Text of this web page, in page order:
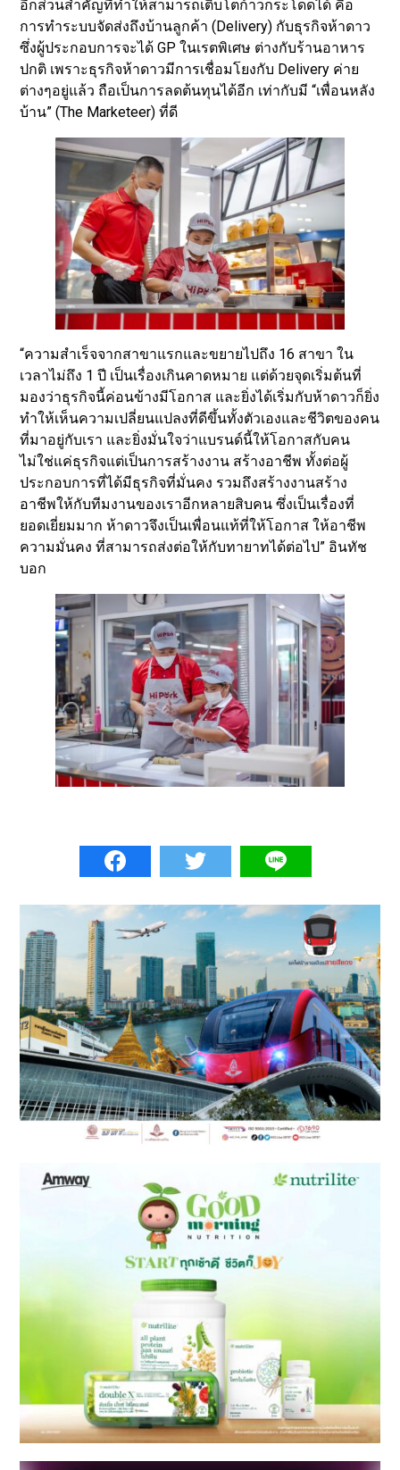
อีกส่วนสำคัญที่ทำให้สามารถเติบโตก้าวกระโดดได้ คือ
การทำระบบจัดส่งถึงบ้านลูกค้า (Delivery) กับธุรกิจห้าดาว
ซึ่งผู้ประกอบการจะได้ GP ในเรตพิเศษ ต่างกับร้านอาหาร
ปกติ เพราะธุรกิจห้าดาวมีการเชื่อมโยงกับ Delivery ค่าย
ต่างๆอยู่แล้ว ถือเป็นการลดต้นทุนได้อีก เท่ากับมี “เพื่อนหลัง
บ้าน” (The Marketeer) ที่ดี
“ความสำเร็จจากสาขาแรกและขยายไปถึง 16 สาขา ใน
เวลาไม่ถึง 1 ปี เป็นเรื่องเกินคาดหมาย แต่ด้วยจุดเริ่มต้นที่
มองว่าธุรกิจนี้ค่อนข้างมีโอกาส และยิ่งได้เริ่มกับห้าดาวก็ยิ่ง
ทำให้เห็นความเปลี่ยนแปลงที่ดีขึ้นทั้งตัวเองและชีวิตของคน
ที่มาอยู่กับเรา และยิ่งมั่นใจว่าแบรนด์นี้ให้โอกาสกับคน
ไม่ใช่แค่ธุรกิจแต่เป็นการสร้างงาน สร้างอาชีพ ทั้งต่อผู้
ประกอบการที่ได้มีธุรกิจที่มั่นคง รวมถึงสร้างงานสร้าง
อาชีพให้กับทีมงานของเราอีกหลายสิบคน ซึ่งเป็นเรื่องที่
ยอดเยี่ยมมาก ห้าดาวจึงเป็นเพื่อนแท้ที่ให้โอกาส ให้อาชีพ
ความมั่นคง ที่สามารถส่งต่อให้กับทายาทได้ต่อไป” อินทัช
บอก